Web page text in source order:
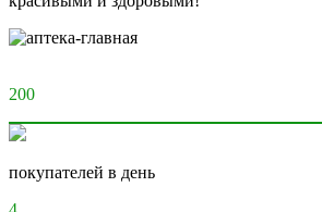
200
покупателей в день